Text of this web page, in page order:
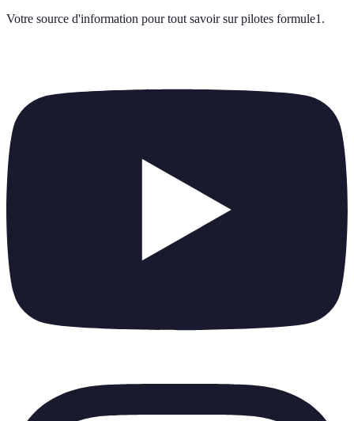
Votre source d'information pour tout savoir sur pilotes formule1 .